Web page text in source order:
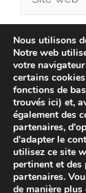
dans le
Nous utilisons
Notre web
votre
certains
fonctions de
trouvés ici) et,
également des
partenaires,
d'adapter le
utilisez ce site
pertinent et des
partenaires.
de manière plus